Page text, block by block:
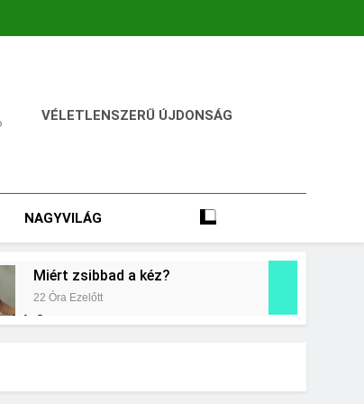
VÉLETLENSZERŰ ÚJDONSÁG
NAGYVILÁG
Miért zsibbad a kéz?
22 Óra Ezelőtt